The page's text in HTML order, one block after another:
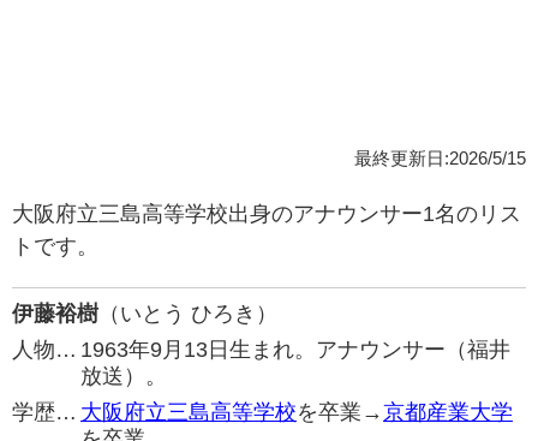
最終更新日:2026/5/15
大阪府立三島高等学校出身のアナウンサー1名のリス
トです。
伊藤裕樹（いとう ひろき）
人物… 1963年9月13日生まれ。アナウンサー（福井
放送）。
学歴… 大阪府立三島高等学校を卒業→京都産業大学